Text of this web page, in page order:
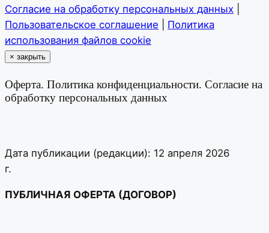
Согласие на обработку персональных данных
Пользовательское соглашение
Политика
использования файлов cookie
× закрыть
Оферта. Политика конфиденциальности. Согласие на
обработку персональных данных
Дата публикации (редакции): 12 апреля 2026
г.
ПУБЛИЧНАЯ ОФЕРТА (ДОГОВОР)